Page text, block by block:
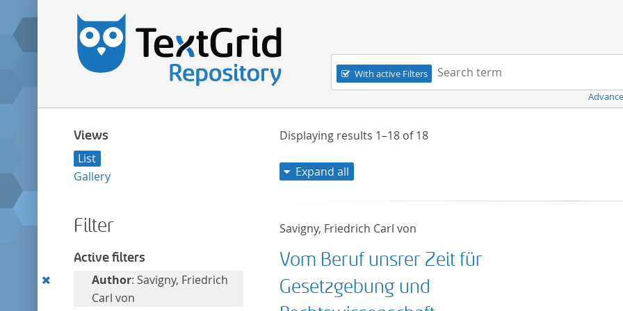
Navigation
With active Filters
Search term:
Views
List
Gallery
Filter
Active filters
RemoveAuthor: Savigny, Friedrich
Carl von
Displaying results 1–18of18
Expand all
Savigny, Friedrich Carl von
Vom Beruf unsrer Zeit für
Gesetzgebung und